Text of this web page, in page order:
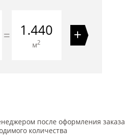
= 1.440
м2 +
после оформления заказа
количества